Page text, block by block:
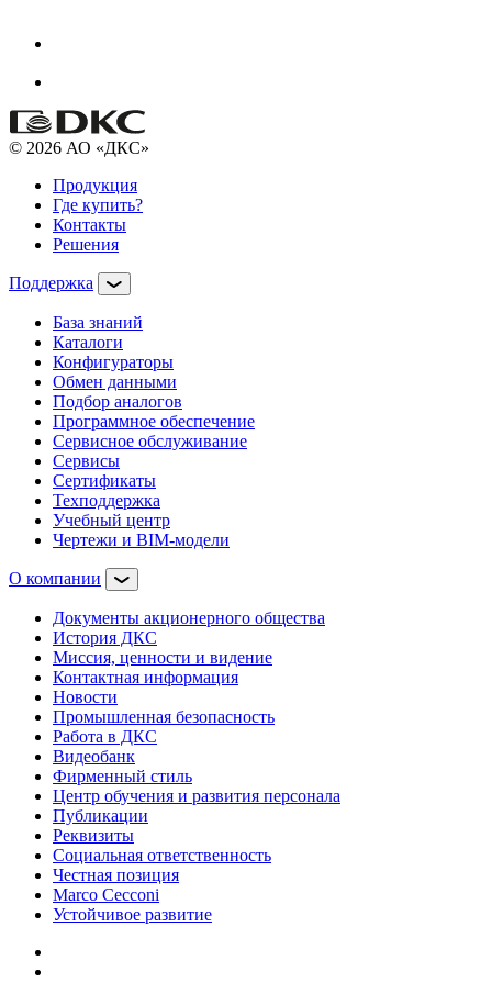
© 2026 АО «ДКС»
Продукция
Где купить?
Контакты
Решения
Поддержка
База знаний
Каталоги
Конфигураторы
Обмен данными
Подбор аналогов
Программное обеспечение
Сервисное обслуживание
Сервисы
Сертификаты
Техподдержка
Учебный центр
Чертежи и BIM-модели
О компании
Документы акционерного общества
История ДКС
Миссия, ценности и видение
Контактная информация
Новости
Промышленная безопасность
Работа в ДКС
Видеобанк
Фирменный стиль
Центр обучения и развития персонала
Публикации
Реквизиты
Социальная ответственность
Честная позиция
Marco Cecconi
Устойчивое развитие